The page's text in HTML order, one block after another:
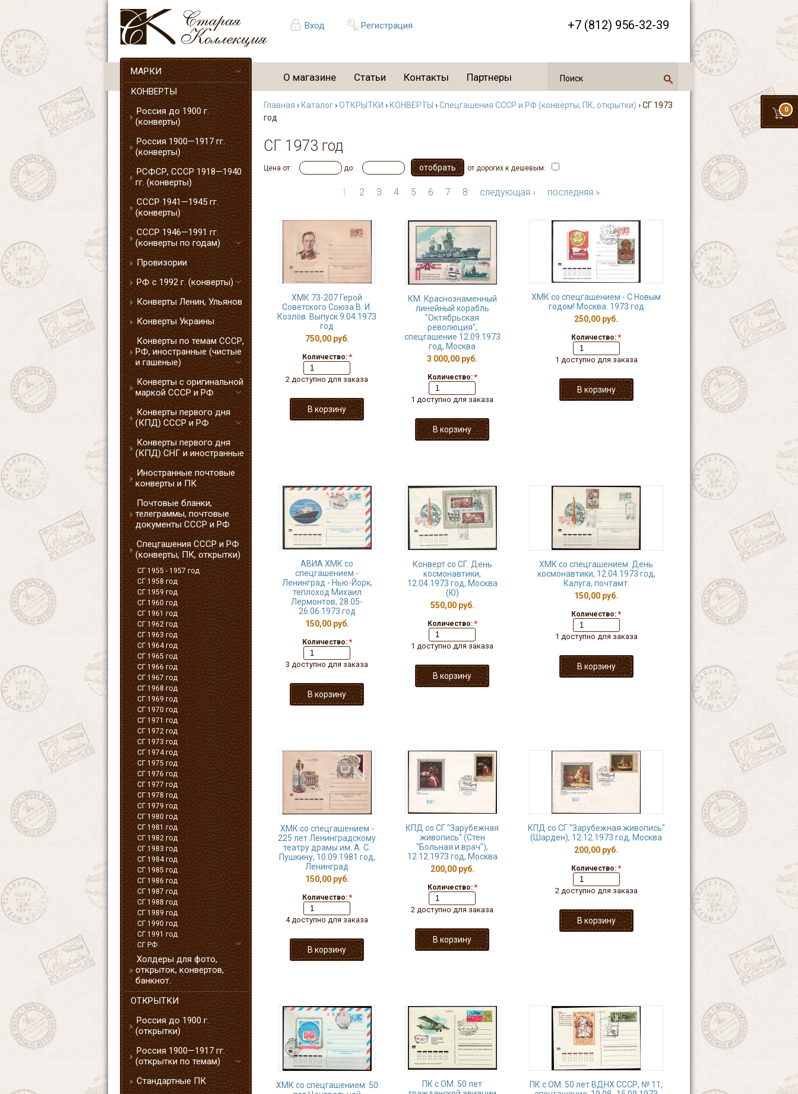
Вход Регистрация +7 (812) 956-32-39
0
О магазине Статьи Контакты Партнеры
МАРКИ
КОНВЕРТЫ
Россия до 1900 г.
(конверты)
Россия 1900—1917 гг.
(конверты)
РСФСР, СССР 1918—1940
гг. (конверты)
СССР 1941—1945 гг.
(конверты)
СССР 1946—1991 гг.
(конверты по годам)
Провизории
РФ с 1992 г. (конверты)
Конверты Ленин, Ульянов
Конверты Украины
Конверты по темам СССР,
РФ, иностранные (чистые
и гашеные)
Конверты с оригинальной
маркой СССР и РФ
Конверты первого дня
(КПД) СССР и РФ
Конверты первого дня
(КПД) СНГ и иностранные
Иностранные почтовые
конверты и ПК
Почтовые бланки,
телеграммы, почтовые
документы СССР и РФ
Спецгашения СССР и РФ
(конверты, ПК, открытки)
СГ 1955 - 1957 год
СГ 1958 год
СГ 1959 год
СГ 1960 год
СГ 1961 год
СГ 1962 год
СГ 1963 год
СГ 1964 год
СГ 1965 год
СГ 1966 год
СГ 1967 год
СГ 1968 год
СГ 1969 год
СГ 1970 год
СГ 1971 год
СГ 1972 год
СГ 1973 год
СГ 1974 год
СГ 1975 год
СГ 1976 год
СГ 1977 год
СГ 1978 год
СГ 1979 год
СГ 1980 год
СГ 1981 год
СГ 1982 год
СГ 1983 год
СГ 1984 год
СГ 1985 год
СГ 1986 год
СГ 1987 год
СГ 1988 год
СГ 1989 год
СГ 1990 год
СГ 1991 год
СГ РФ
Холдеры для фото,
открыток, конвертов,
банкнот.
ОТКРЫТКИ
Россия до 1900 г.
(открытки)
Россия 1900—1917 гг.
(открытки по темам)
Стандартные ПК
Главная › Каталог›ОТКРЫТКИ › КОНВЕРТЫ ›Спецгашения СССР и РФ (конверты, ПК, открытки) › СГ 1973
год
СГ 1973 год
Цена от: до: от дорогих к дешевым:
1 2 3 4 5 6 7 8 следующая › последняя »
ХМК 73-207 Герой
Советского Союза В. И.
Козлов. Выпуск 9.04.1973
год
750,00 руб.
Количество: *
2 доступно для заказа
КМ. Краснознаменный
линейный корабль
"Октябрьская
революция",
спецгашение 12.09.1973
год, Москва
3 000,00 руб.
Количество: *
1 доступно для заказа
ХМК со спецгашением - С Новым
годом! Москва. 1973 год
250,00 руб.
Количество: *
1 доступно для заказа
АВИА ХМК со
спецгашением -
Ленинград - Нью-Йорк,
теплоход Михаил
Лермонтов, 28.05-
26.06.1973 год
150,00 руб.
Количество: *
3 доступно для заказа
Конверт со СГ. День
космонавтики,
12.04.1973 год, Москва
(Ю)
550,00 руб.
Количество: *
1 доступно для заказа
ХМК со спецгашением. День
космонавтики, 12.04.1973 год,
Калуга, почтамт.
150,00 руб.
Количество: *
1 доступно для заказа
ХМК со спецгашением -
225 лет Ленинградскому
театру драмы им. А. С.
Пушкину, 10.09.1981 год,
Ленинград
150,00 руб.
Количество: *
4 доступно для заказа
КПД со СГ "Зарубежная
живопись" (Стен
"Больная и врач"),
12.12.1973 год, Москва
200,00 руб.
Количество: *
2 доступно для заказа
КПД со СГ "Зарубежная живопись"
(Шарден), 12.12.1973 год, Москва
200,00 руб.
Количество: *
2 доступно для заказа
ХМК со спецгашением. 50
ПК с ОМ. 50 лет
ПК с ОМ. 50 лет ВДНХ СССР, № 11,